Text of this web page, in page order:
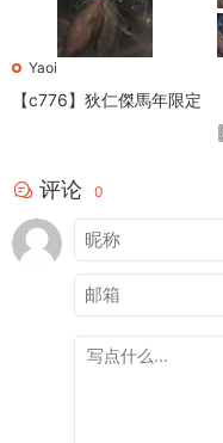
Yaoi
【c776】狄仁傑馬年限定
评论 0